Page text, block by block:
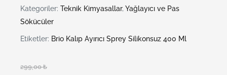
Kategoriler: Teknik Kimyasallar, Yağlayıcı ve Pas
Sökücüler
Etiketler: Brio Kalıp Ayırıcı Sprey Silikonsuz 400 Ml
299,00₺